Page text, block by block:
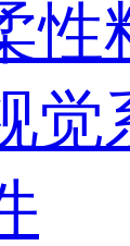
性
觉